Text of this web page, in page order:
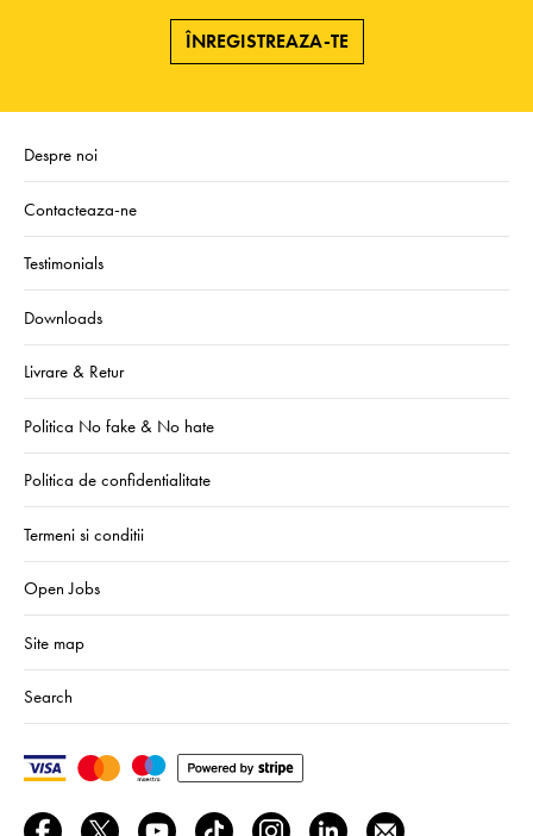
ÎNREGISTREAZA-TE
Despre noi
Contacteaza-ne
Testimonials
Downloads
Livrare & Retur
Politica No fake & No hate
Politica de confidentialitate
Termeni si conditii
Open Jobs
Site map
Search